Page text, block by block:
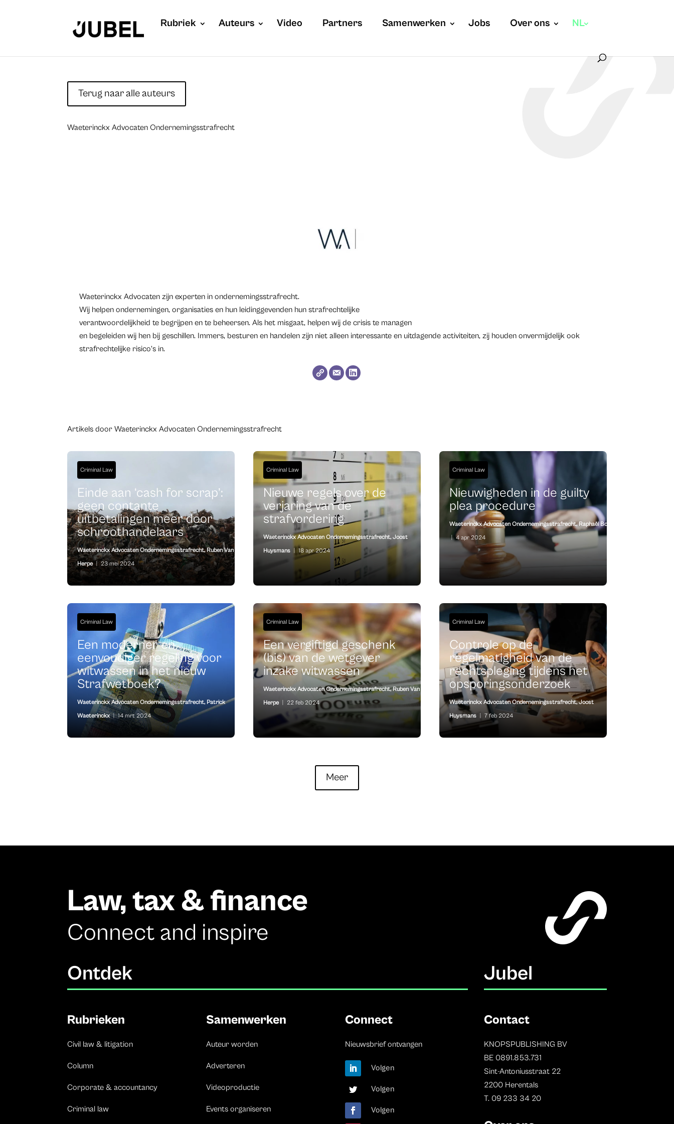
Rubriek Auteurs Video Partners Samenwerken Jobs Over ons NL
Terug naar alle auteurs
Waeterinckx Advocaten Ondernemingsstrafrecht
Waeterinckx Advocaten zijn experten in ondernemingsstrafrecht.
Wij helpen ondernemingen, organisaties en hun leidinggevenden hun strafrechtelijke
verantwoordelijkheid te begrijpen en te beheersen. Als het misgaat, helpen wij de crisis te managen
en begeleiden wij hen bij geschillen. Immers, besturen en handelen zijn niet alleen interessante en uitdagende activiteiten, zij houden onvermijdelijk ook
strafrechtelijke risico’s in.
Artikels door Waeterinckx Advocaten Ondernemingsstrafrecht
Criminal Law
Einde aan ‘cash for scrap’:
geen contante
uitbetalingen meer door
schroothandelaars
Waeterinckx Advocaten Ondernemingsstrafrecht,Ruben Van
Herpe 23 mei 2024
Criminal Law
Nieuwe regels over de
verjaring van de
strafvordering
Waeterinckx Advocaten Ondernemingsstrafrecht,Joost
Huysmans 18 apr 2024
Criminal Law
Nieuwigheden in de guilty
plea procedure
Waeterinckx Advocaten Ondernemingsstrafrecht,Raphaël Bonte
| 4 apr 2024
Criminal Law
Een moderner en
eenvoudiger regeling voor
witwassen in het nieuw
Strafwetboek?
Waeterinckx Advocaten Ondernemingsstrafrecht, Patrick
Waeterinckx | 14 mrt 2024
Criminal Law
Een vergiftigd geschenk
(bis) van de wetgever
inzake witwassen
Waeterinckx Advocaten Ondernemingsstrafrecht,Ruben Van
Herpe 22 feb 2024
Criminal Law
Controle op de
regelmatigheid van de
rechtspleging tijdens het
opsporingsonderzoek
Waeterinckx Advocaten Ondernemingsstrafrecht,Joost
Huysmans 7 feb 2024
Meer
Law, tax & finance
Connect and inspire
Ontdek Jubel
Rubrieken
Civil law & litigation
Column
Corporate & accountancy
Criminal law
Samenwerken
Auteur worden
Adverteren
Videoproductie
Events organiseren
Connect
Nieuwsbrief ontvangen
Volgen
Volgen
Volgen
Contact
KNOPSPUBLISHING BV
BE 0891.853.731
Sint-Antoniusstraat 22
2200 Herentals
T. 09 233 34 20